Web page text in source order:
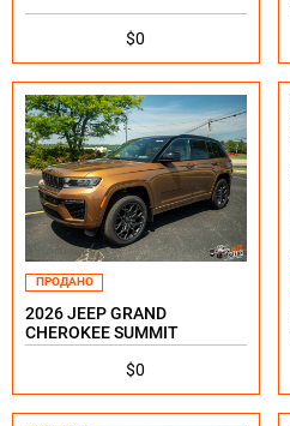
$0
ПРОДАНО
2026 JEEP GRAND
CHEROKEE SUMMIT
$0